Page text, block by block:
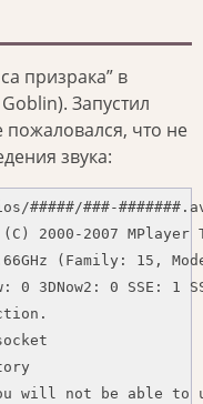
призрака” в
Запустил
пожаловался, что не
звука:
#####/###-
2000-2007 MPlayer
(Family: 15,
0 3DNow2: 0 SSE: 1
will not be able to